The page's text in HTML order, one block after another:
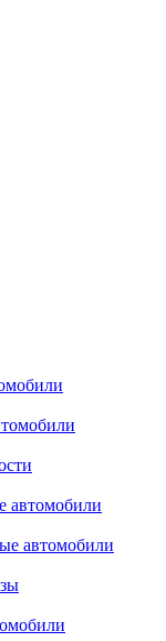
автомобили
автомобили